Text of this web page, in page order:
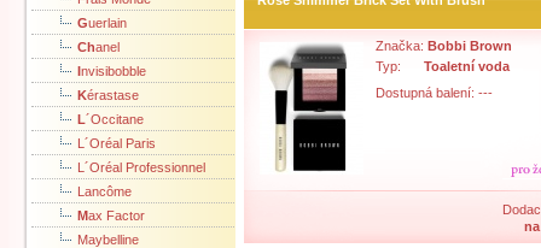
Guerlain
Chanel
Invisibobble
Kérastase
L´Occitane
L´Oréal Paris
L´Oréal Professionnel
Lancôme
Max Factor
Maybelline
Značka: Bobbi Brown
Typ:
Toaletní voda
Dostupná balení: ---